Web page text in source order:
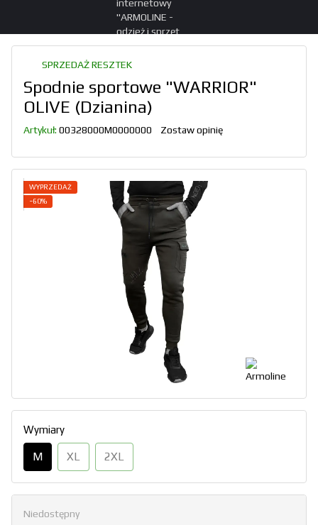
SPRZEDAŻ RESZTEK
Spodnie sportowe "WARRIOR"
OLIVE (Dzianina)
Artykuł: 00328000M0000000 Zostaw opinię
WYPRZEDAŻ
−60%
Wymiary
M XL 2XL
Niedostępny